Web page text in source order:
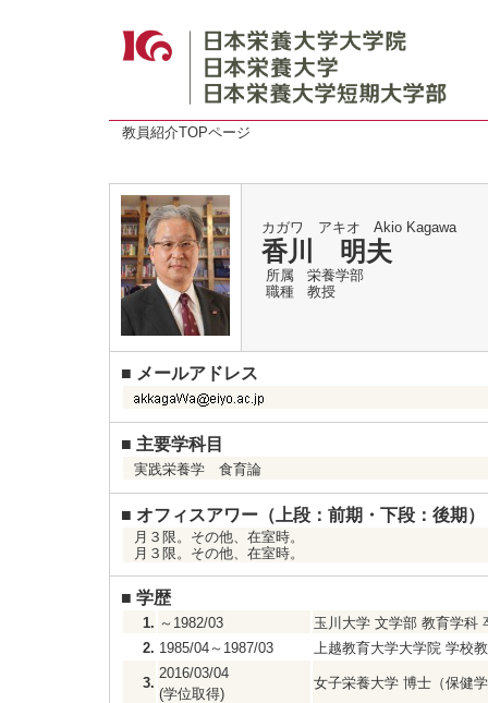
教員紹介TOPページ
カガワ アキオ Akio Kagawa
香川 明夫
所属
栄養学部
職種
教授
■ メールアドレス
■ 主要学科目
実践栄養学 食育論
■ オフィスアワー（上段：前期・下段：後期）
月３限。その他、在室時。
月３限。その他、在室時。
■ 学歴
1. ～1982/03
玉川大学 文学部 教育学科
2. 1985/04～1987/03 上越教育大学大学院 学校
3.
2016/03/04
(学位取得)
女子栄養大学 博士（保健